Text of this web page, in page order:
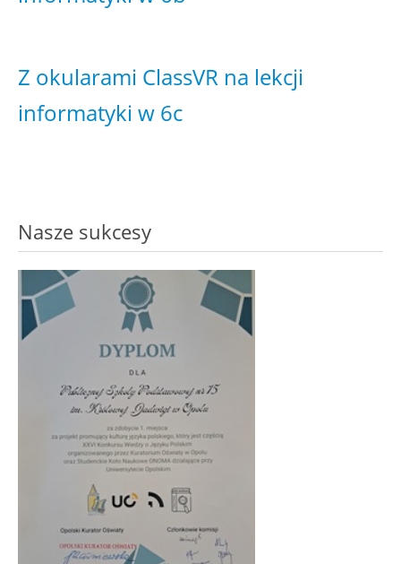
Z okularami ClassVR na lekcji
informatyki w 6c
Nasze sukcesy